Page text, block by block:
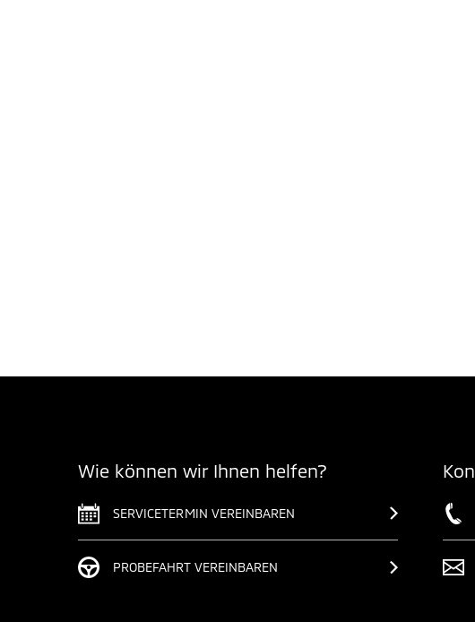
Wie können wir Ihnen helfen?
SERVICETERMIN VEREINBAREN
PROBEFAHRT VEREINBAREN